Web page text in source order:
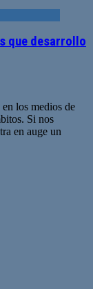
que desarrollo
los medios de
Si nos
en auge un